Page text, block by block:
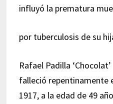
influyó la prematura
por tuberculosis de su
Rafael Padilla ‘Chocolat’
falleció repentinamente
1917, a la edad de 49